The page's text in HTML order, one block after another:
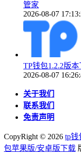
管家
2026-08-07
TP钱包1.2.2版
2026-08-07
关于我们
联系我们
免责声明
CopyRight © 2026 tp钱
包苹果版/安卓版下载